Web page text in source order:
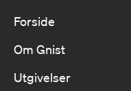
Forside
Om Gnist
Utgivelser